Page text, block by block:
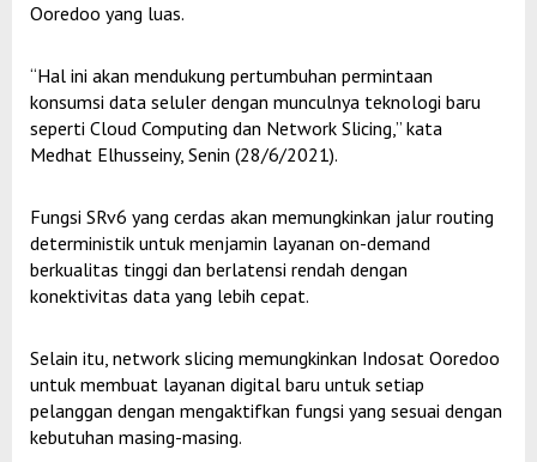
Ooredoo yang luas.
“Hal ini akan mendukung pertumbuhan permintaan
konsumsi data seluler dengan munculnya teknologi baru
seperti Cloud Computing dan Network Slicing,” kata
Medhat Elhusseiny, Senin (28/6/2021).
Fungsi SRv6 yang cerdas akan memungkinkan jalur routing
deterministik untuk menjamin layanan on-demand
berkualitas tinggi dan berlatensi rendah dengan
konektivitas data yang lebih cepat.
Selain itu, network slicing memungkinkan Indosat Ooredoo
untuk membuat layanan digital baru untuk setiap
pelanggan dengan mengaktifkan fungsi yang sesuai dengan
kebutuhan masing-masing.